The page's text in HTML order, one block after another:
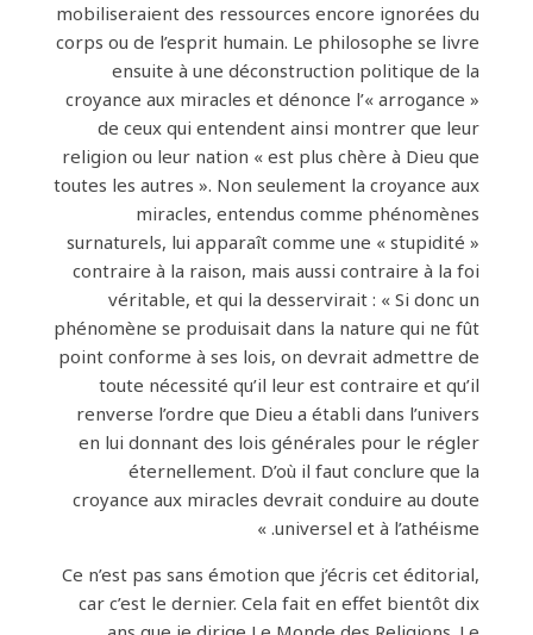
mobiliseraient des ressources encore ignorées du
corps ou de l’esprit humain. Le philosophe se livre
ensuite à une déconstruction politique de la
croyance aux miracles et dénonce l’« arrogance »
de ceux qui entendent ainsi montrer que leur
religion ou leur nation « est plus chère à Dieu que
toutes les autres ». Non seulement la croyance aux
miracles, entendus comme phénomènes
surnaturels, lui apparaît comme une « stupidité »
contraire à la raison, mais aussi contraire à la foi
véritable, et qui la desservirait : « Si donc un
phénomène se produisait dans la nature qui ne fût
point conforme à ses lois, on devrait admettre de
toute nécessité qu’il leur est contraire et qu’il
renverse l’ordre que Dieu a établi dans l’univers
en lui donnant des lois générales pour le régler
éternellement. D’où il faut conclure que la
croyance aux miracles devrait conduire au doute
universel et à l’athéisme. »
Ce n’est pas sans émotion que j’écris cet éditorial,
car c’est le dernier. Cela fait en effet bientôt dix